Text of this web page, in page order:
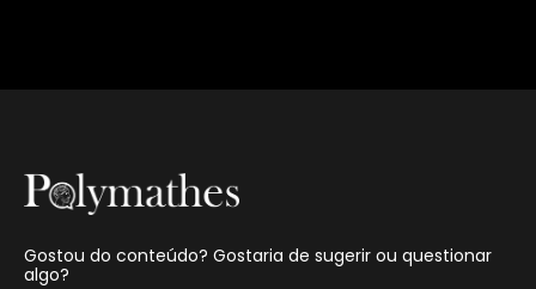
Gostou do conteúdo? Gostaria de sugerir ou questionar
algo?